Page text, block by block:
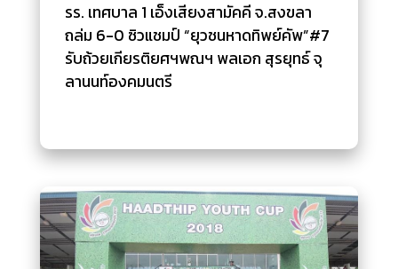
รร. เทศบาล 1 เอ็งเสียงสามัคคี จ.สงขลา
ถล่ม 6-0 ซิวแชมป์ “ยุวชนหาดทิพย์คัพ”#7
รับถ้วยเกียรติยศฯพณฯ พลเอก สุรยุทธ์ จุ
ลานนท์องคมนตรี